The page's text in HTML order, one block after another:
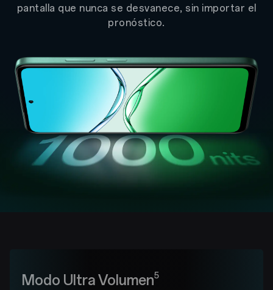
pantalla que nunca se desvanece, sin importar el
pronóstico.
Modo Ultra Volumen5